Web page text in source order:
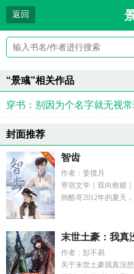
返回
“景彧”相关作品
穿书：别因为个名字就无视
封面推荐
智齿
作者：姜揽月
寄宿文学｜双向救赎
帅酷哥2012年的夏天
末世土豪：我真
作者：彭不易
关于末世土豪我真没